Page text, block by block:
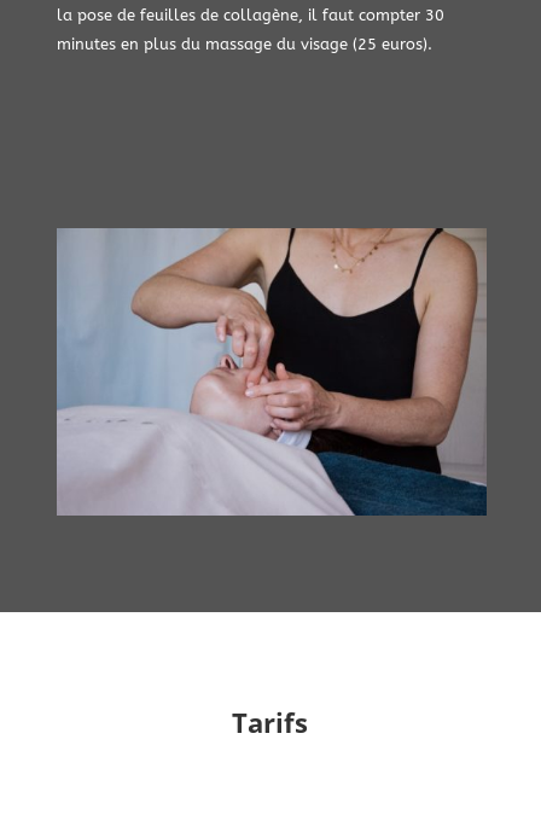
la pose de feuilles de collagène, il faut compter 30
minutes en plus du massage du visage (25 euros).
Tarifs